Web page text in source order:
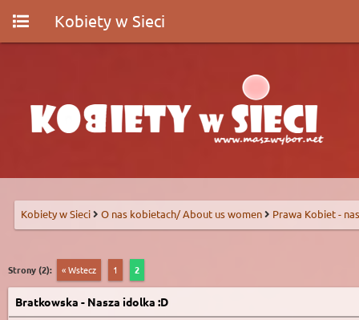
Kobiety w Sieci
Kobiety w Sieci O nas kobietach/ About us women Prawa Kobiet -
Strony (2): « Wstecz 1 2
Bratkowska - Nasza idolka :D